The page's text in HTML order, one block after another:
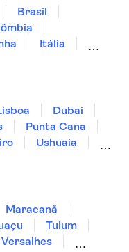
Dame
Brasil
Itália
Dubai
Punta Cana
Ushuaia
Maracanã
Tulum